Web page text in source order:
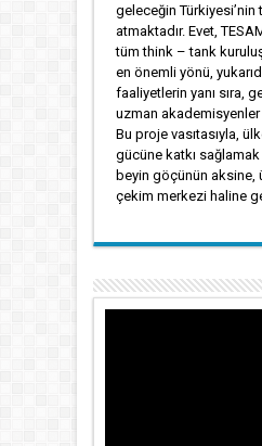
geleceğin Türkiyesi’nin
atmaktadır. Evet,
tüm think – tank
en önemli yönü,
faaliyetlerin yanı sıra,
uzman
Bu proje vasıtasıyla,
gücüne katkı sağlamak
beyin göçünün aksine,
çekim merkezi haline